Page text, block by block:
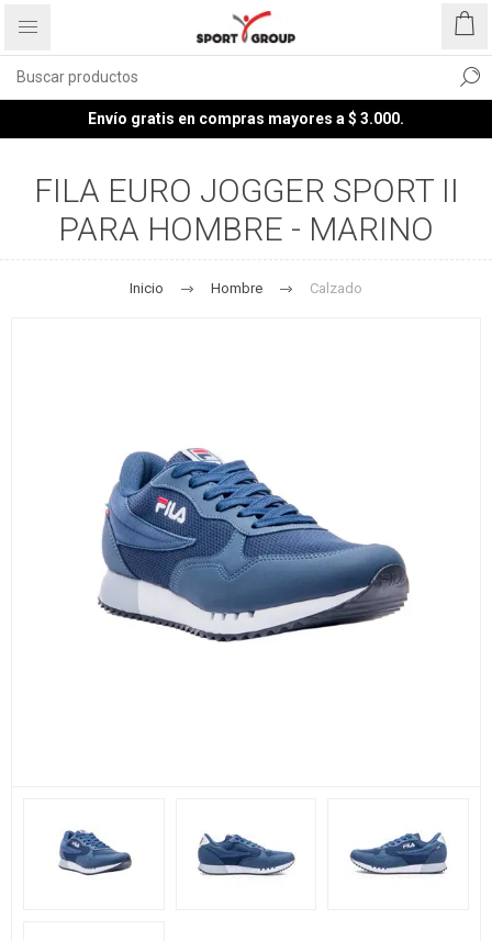
Envío gratis en compras mayores a $ 3.000.
FILA EURO JOGGER SPORT II
PARA HOMBRE - MARINO
Inicio Hombre Calzado